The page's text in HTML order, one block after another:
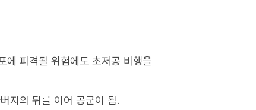
피격될 위험에도 초저공 비행을
지의 뒤를 이어 공군이 됨.